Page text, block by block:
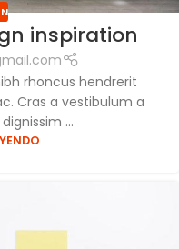
inspiration
rhoncus hendrerit
Cras a vestibulum a
...